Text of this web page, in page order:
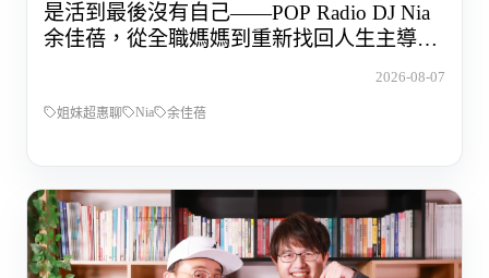
是活到最後沒有自己——POP Radio DJ Nia
余佳蓓，從全職媽媽到重新找回人生主導權
2026-08-07
姐妹超惠聊 Nia 余佳蓓